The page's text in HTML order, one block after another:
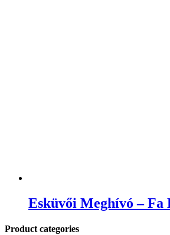
Esküvői Meghívó – Fa
Product categories